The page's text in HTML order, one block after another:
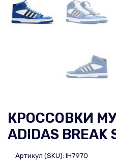
КРОССОВКИ
ADIDAS BREAK
Артикул (SKU): IH7970